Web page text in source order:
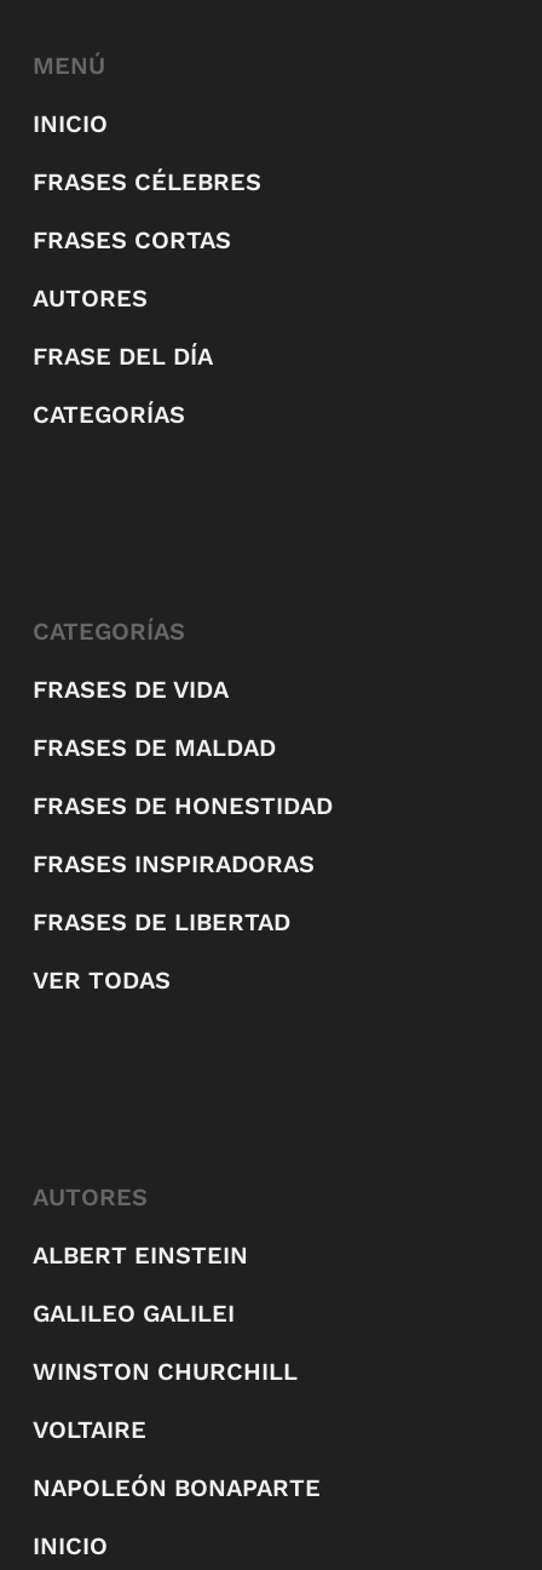
MENÚ
INICIO
FRASES CÉLEBRES
FRASES CORTAS
AUTORES
FRASE DEL DÍA
CATEGORÍAS
CATEGORÍAS
FRASES DE VIDA
FRASES DE MALDAD
FRASES DE HONESTIDAD
FRASES INSPIRADORAS
FRASES DE LIBERTAD
VER TODAS
AUTORES
ALBERT EINSTEIN
GALILEO GALILEI
WINSTON CHURCHILL
VOLTAIRE
NAPOLEÓN BONAPARTE
INICIO